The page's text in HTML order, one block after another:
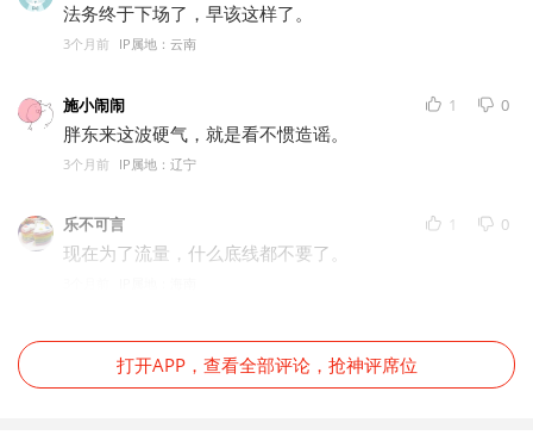
法务终于下场了，早该这样了。
3个月前 IP属地：云南
施小闹闹 1 0
胖东来这波硬气，就是看不惯造谣。
3个月前 IP属地：辽宁
乐不可言 1 0
现在为了流量，什么底线都不要了。
打开APP，查看全部评论，抢神评席位